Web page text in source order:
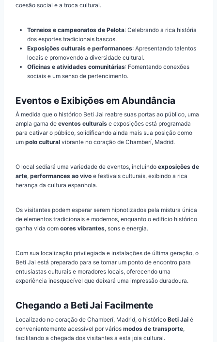
coesão social e a troca cultural.
Torneios e campeonatos de Pelota: Celebrando a rica história
dos esportes tradicionais bascos.
Exposições culturais e performances: Apresentando talentos
locais e promovendo a diversidade cultural.
Oficinas e atividades comunitárias: Fomentando conexões
sociais e um senso de pertencimento.
Eventos e Exibições em Abundância
À medida que o histórico Beti Jai reabre suas portas ao público, uma
ampla gama de eventos culturais e exposições está programada
para cativar o público, solidificando ainda mais sua posição como
um polo cultural vibrante no coração de Chamberí, Madrid.
O local sediará uma variedade de eventos, incluindo exposições de
arte, performances ao vivo e festivais culturais, exibindo a rica
herança da cultura espanhola.
Os visitantes podem esperar serem hipnotizados pela mistura única
de elementos tradicionais e modernos, enquanto o edifício histórico
ganha vida com cores vibrantes, sons e energia.
Com sua localização privilegiada e instalações de última geração, o
Beti Jai está preparado para se tornar um ponto de encontro para
entusiastas culturais e moradores locais, oferecendo uma
experiência inesquecível que deixará uma impressão duradoura.
Chegando a Beti Jai Facilmente
Localizado no coração de Chamberí, Madrid, o histórico Beti Jai é
convenientemente acessível por vários modos de transporte,
facilitando a chegada dos visitantes a esta joia cultural.